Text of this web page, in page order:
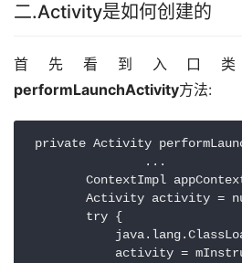
二.Activity是如何创建的
首先看到入口
performLaunchActivity方法:
private Activity
ContextImpl
Activity activity =
        try {
activity =